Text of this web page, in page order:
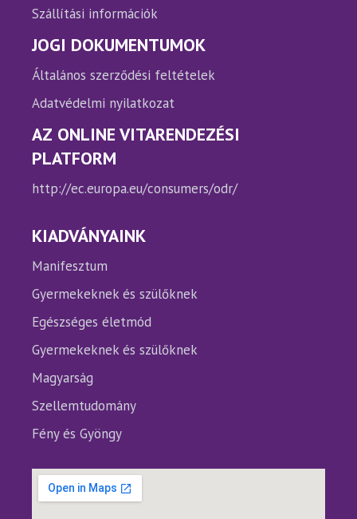
Szállítási információk
JOGI DOKUMENTUMOK
Általános szerződési feltételek
Adatvédelmi nyilatkozat
AZ ONLINE VITARENDEZÉSI
PLATFORM
http://ec.europa.eu/consumers/odr/
KIADVÁNYAINK
Manifesztum
Gyermekeknek és szülőknek
Egészséges életmód
Gyermekeknek és szülőknek
Magyarság
Szellemtudomány
Fény és Gyöngy